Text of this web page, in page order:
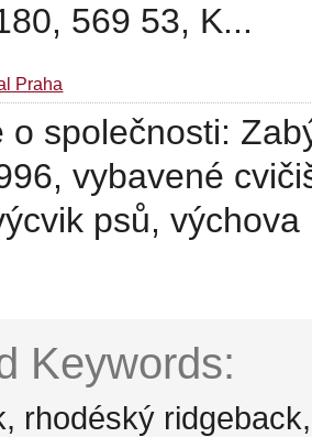
569 53, K...
Praha
o společnosti:
vybavené
psů,
Keywords:
rhodéský